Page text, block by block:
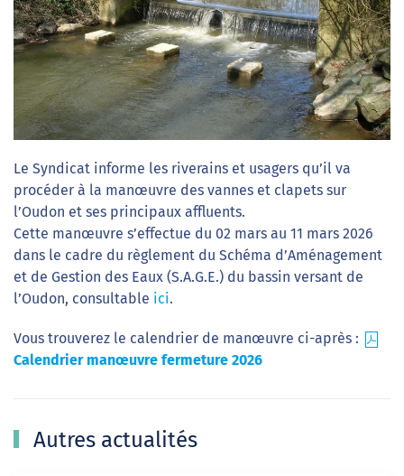
Le Syndicat informe les riverains et usagers qu’il va
procéder à la manœuvre des vannes et clapets sur
l’Oudon et ses principaux affluents.
Cette manœuvre s’effectue du 02 mars au 11 mars 2026
dans le cadre du règlement du Schéma d’Aménagement
et de Gestion des Eaux (S.A.G.E.) du bassin versant de
l’Oudon, consultable ici.
Vous trouverez le calendrier de manœuvre ci-après :
Calendrier manœuvre fermeture 2026
Autres actualités